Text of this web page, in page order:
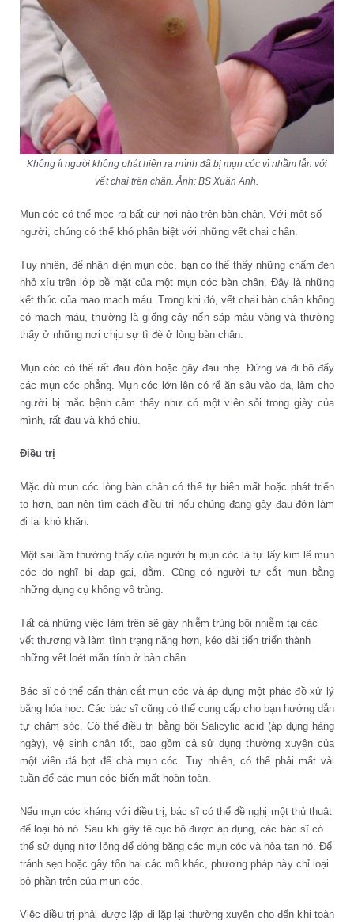
Không ít người không phát hiện ra mình đã bị mụn cóc vì nhầm lẫn với
vết chai trên chân. Ảnh: BS Xuân Anh.
Mụn cóc có thể mọc ra bất cứ nơi nào trên bàn chân. Với một số
người, chúng có thể khó phân biệt với những vết chai chân.
Tuy nhiên, để nhận diện mụn cóc, bạn có thể thấy những chấm đen
nhỏ xíu trên lớp bề mặt của một mụn cóc bàn chân. Đây là những
kết thúc của mao mạch máu. Trong khi đó, vết chai bàn chân không
có mạch máu, thường là giống cây nến sáp màu vàng và thường
thấy ở những nơi chịu sự tì đè ở lòng bàn chân.
Mụn cóc có thể rất đau đớn hoặc gây đau nhẹ. Đứng và đi bộ đẩy
các mụn cóc phẳng. Mụn cóc lớn lên có rể ăn sâu vào da, làm cho
người bị mắc bệnh cảm thấy như có một viên sỏi trong giày của
mình, rất đau và khó chịu.
Điều trị
Mặc dù mụn cóc lòng bàn chân có thể tự biến mất hoặc phát triển
to hơn, bạn nên tìm cách điều trị nếu chúng đang gây đau đớn làm
đi lại khó khăn.
Một sai lầm thường thấy của người bị mụn cóc là tự lấy kim lể mụn
cóc do nghĩ bị đạp gai, dằm. Cũng có người tự cắt mụn bằng
những dụng cụ không vô trùng.
Tất cả những việc làm trên sẽ gây nhiễm trùng bội nhiễm tại các
vết thương và làm tình trạng nặng hơn, kéo dài tiến triển thành
những vết loét mãn tính ở bàn chân.
Bác sĩ có thể cẩn thận cắt mụn cóc và áp dụng một phác đồ xử lý
bằng hóa học. Các bác sĩ cũng có thể cung cấp cho bạn hướng dẫn
tự chăm sóc. Có thể điều trị bằng bôi Salicylic acid (áp dụng hàng
ngày), vệ sinh chân tốt, bao gồm cả sử dụng thường xuyên của
một viên đá bọt để chà mụn cóc. Tuy nhiên, có thể phải mất vài
tuần để các mụn cóc biến mất hoàn toàn.
Nếu mụn cóc kháng với điều trị, bác sĩ có thể đề nghị một thủ thuật
để loại bỏ nó. Sau khi gây tê cục bộ được áp dụng, các bác sĩ có
thể sử dụng nitơ lỏng để đóng băng các mụn cóc và hòa tan nó. Để
tránh sẹo hoặc gây tổn hại các mô khác, phương pháp này chỉ loại
bỏ phần trên của mụn cóc.
Việc điều trị phải được lặp đi lặp lại thường xuyên cho đến khi toàn